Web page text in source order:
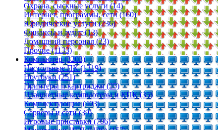
Охрана, сыскные услуги (14)
Интернет, программы, сети (160)
Юридические услуги (236)
Финансы и аудит (13)
Домашний персонал (23)
Прочие (1133)
Компьютер (3203)
Настольные ПК (1319)
Ноутбуки (251)
Принтеры и картриджи (25)
Планшетные компьютеры и КПК (35)
Комплектующие (403)
Серверы и сети (39)
Игровые приставки (706)